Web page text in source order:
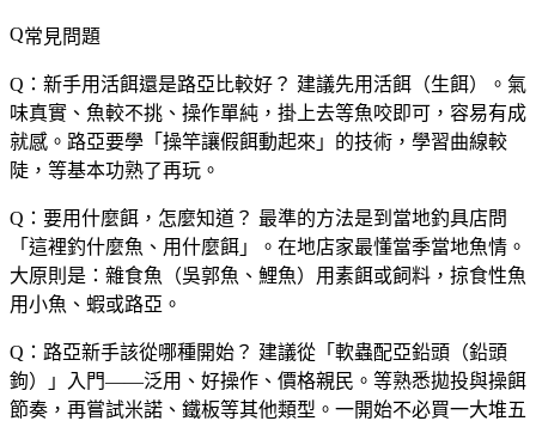
常見問題
Q：新手用活餌還是路亞比較好？ 建議先用活餌（生餌）。氣
味真實、魚較不挑、操作單純，掛上去等魚咬即可，容易有成
就感。路亞要學「操竿讓假餌動起來」的技術，學習曲線較
陡，等基本功熟了再玩。
Q：要用什麼餌，怎麼知道？ 最準的方法是到當地釣具店問
「這裡釣什麼魚、用什麼餌」。在地店家最懂當季當地魚情。
大原則是：雜食魚（吳郭魚、鯉魚）用素餌或飼料，掠食性魚
用小魚、蝦或路亞。
Q：路亞新手該從哪種開始？ 建議從「軟蟲配亞鉛頭（鉛頭
鉤）」入門——泛用、好操作、價格親民。等熟悉拋投與操餌
節奏，再嘗試米諾、鐵板等其他類型。一開始不必買一大堆五